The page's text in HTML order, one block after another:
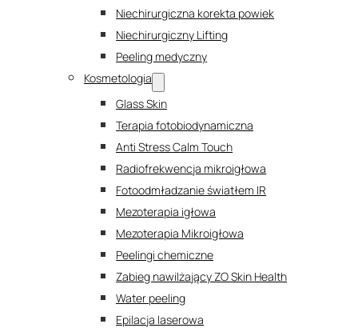
Niechirurgiczna korekta powiek
Niechirurgiczny Lifting
Peeling medyczny
Kosmetologia
Glass Skin
Terapia fotobiodynamiczna
Anti Stress Calm Touch
Radiofrekwencja mikroigłowa
Fotoodmładzanie światłem IR
Mezoterapia igłowa
Mezoterapia Mikroigłowa
Peelingi chemiczne
Zabieg nawilżający ZO Skin Health
Water peeling
Epilacja laserowa